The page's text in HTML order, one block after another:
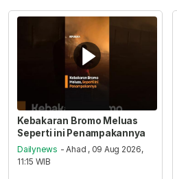
Kebakaran Bromo Meluas
Seperti ini Penampakannya
Dailynews - Ahad , 09 Aug 2026,
11:15 WIB